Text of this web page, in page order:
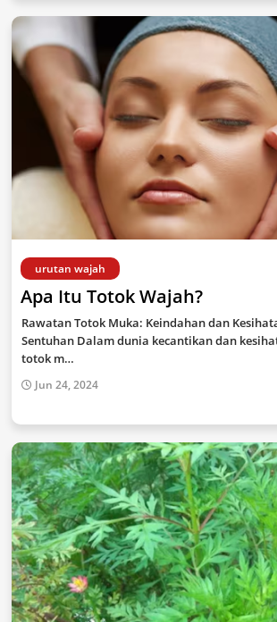
urutan wajah
Apa Itu Totok Wajah?
Rawatan Totok Muka: Keindahan dan
Sentuhan Dalam dunia kecantikan dan
totok m…
Jun 24, 2024